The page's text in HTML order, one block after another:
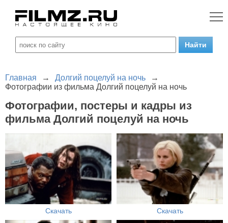
Главная → Долгий поцелуй на ночь
→
Фотографии из фильма Долгий поцелуй на ночь
Фотографии, постеры и кадры из
фильма Долгий поцелуй на ночь
Скачать Скачать